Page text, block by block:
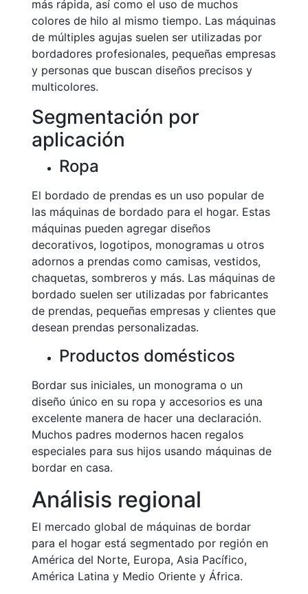
más rápida, así como el uso de muchos
colores de hilo al mismo tiempo. Las máquinas
de múltiples agujas suelen ser utilizadas por
bordadores profesionales, pequeñas empresas
y personas que buscan diseños precisos y
multicolores.
Segmentación por
aplicación
Ropa
El bordado de prendas es un uso popular de
las máquinas de bordado para el hogar. Estas
máquinas pueden agregar diseños
decorativos, logotipos, monogramas u otros
adornos a prendas como camisas, vestidos,
chaquetas, sombreros y más. Las máquinas de
bordado suelen ser utilizadas por fabricantes
de prendas, pequeñas empresas y clientes que
desean prendas personalizadas.
Productos domésticos
Bordar sus iniciales, un monograma o un
diseño único en su ropa y accesorios es una
excelente manera de hacer una declaración.
Muchos padres modernos hacen regalos
especiales para sus hijos usando máquinas de
bordar en casa.
Análisis regional
El mercado global de máquinas de bordar
para el hogar está segmentado por región en
América del Norte, Europa, Asia Pacífico,
América Latina y Medio Oriente y África.